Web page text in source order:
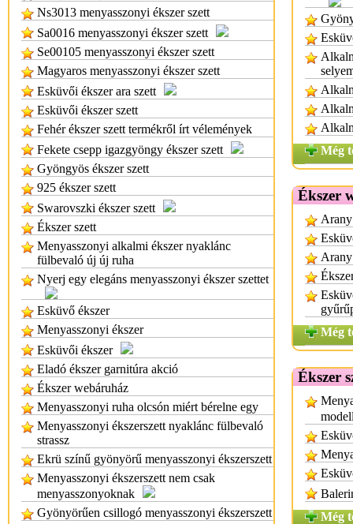
Ns3013 menyasszonyi ékszer szett
Sa0016 menyasszonyi ékszer szett
Se00105 menyasszonyi ékszer szett
Magyaros menyasszonyi ékszer szett
Esküvői ékszer ara szett
Esküvői ékszer szett
Fehér ékszer szett termékről írt vélemények
Fekete csepp igazgyöngy ékszer szett
Gyöngyös ékszer szett
925 ékszer szett
Swarovszki ékszer szett
Ékszer szett
Menyasszonyi alkalmi ékszer nyaklánc
fülbevaló új új ruha
Nyerj egy elegáns menyasszonyi ékszer szettet
Esküvő ékszer
Menyasszonyi ékszer
Esküvői ékszer
Eladó ékszer garnitúra akció
Ékszer webáruház
Menyasszonyi ruha olcsón miért bérelne egy
Menyasszonyi ékszerszett nyaklánc fülbevaló
strassz
Ekrü színű gyönyörű menyasszonyi ékszerszett
Menyasszonyi ékszerszett nem csak
menyasszonyoknak
Gyönyörűen csillogó menyasszonyi ékszerszett
Még
Ékszer
Még
Ékszer
Még